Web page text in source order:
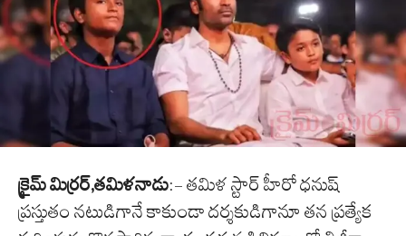
క్రైమ్ మిర్రర్,తమిళనాడు:- తమిళ స్టార్ హీరో ధనుష్
ప్రస్తుతం నటుడిగానే కాకుండా దర్శకుడిగానూ తన ప్రత్యేక